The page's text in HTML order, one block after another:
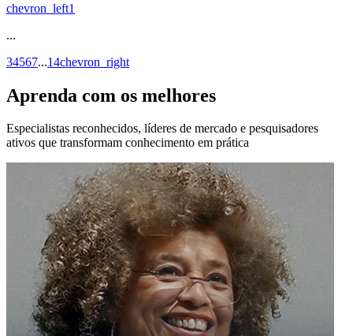
chevron_left1
...
34567...14chevron_right
Aprenda com os melhores
Especialistas reconhecidos, líderes de mercado e pesquisadores
ativos que transformam conhecimento em prática